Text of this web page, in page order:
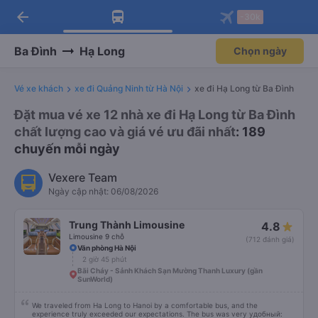
Tải app Vexere ngay!
Nhận ưu đãi thành viên độc
Mở app
Tải app Vexere
-30k/ghế khi đặt vé máy bay qua
Mở app
arrow_back
Ba Đình Hạ Long Chọn ngày
Vé xe khách xe đi Quảng Ninh từ Hà Nội xe đi Hạ Long từ Ba Đình
Đặt mua vé xe 12 nhà xe đi Hạ Long từ Ba Đình
chất lượng cao và giá vé ưu đãi nhất: 189
chuyến mỗi ngày
Vexere Team
Ngày cập nhật: 06/08/2026
Trung Thành Limousine
Limousine 9 chỗ
4.8
(712 đánh giá)
Văn phòng Hà Nội
2 giờ 45 phút
Bãi Cháy - Sảnh Khách Sạn Mường Thanh Luxury (gần
SunWorld)
We traveled from Ha Long to Hanoi by a comfortable bus, and the
experience truly exceeded our expectations. The bus was very удобный: